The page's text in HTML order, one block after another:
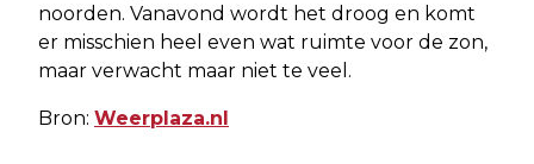
noorden. Vanavond wordt het droog en komt
er misschien heel even wat ruimte voor de zon,
maar verwacht maar niet te veel.
Bron: Weerplaza.nl